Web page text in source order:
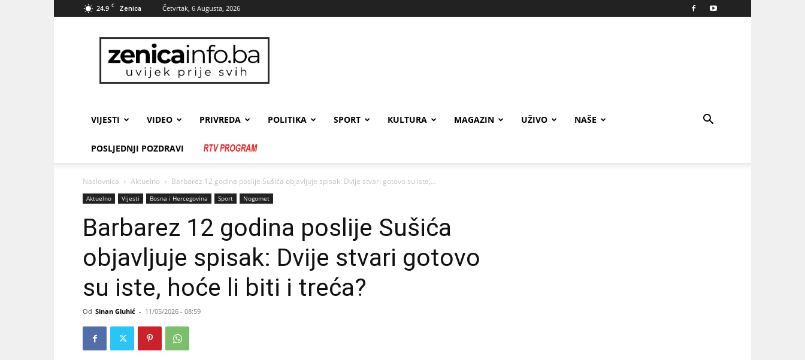
24.9 C Zenica Četvrtak, 6 Augusta, 2026
zenicainfo.ba
VIJESTI VIDEO PRIVREDA POLITIKA SPORT KULTURA MAGAZIN UŽIVO NAŠE
POSLJEDNJI POZDRAVI
Naslovnica Aktuelno Barbarez 12 godina poslije Sušića objavljuje spisak: Dvije stvari gotovo su iste,...
Aktuelno Vijesti Bosna i Hercegovina Sport Nogomet
Barbarez 12 godina poslije Sušića
objavljuje spisak: Dvije stvari gotovo
su iste, hoće li biti i treća?
Od Sinan Gluhić - 11/05/2026 - 08:59